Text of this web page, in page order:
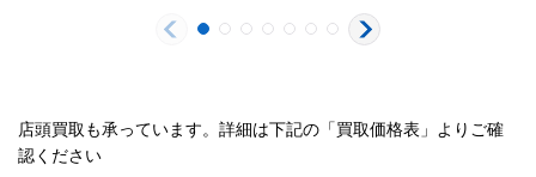
店頭買取も承っています。詳細は下記の「買取価格表」よりご確
認ください